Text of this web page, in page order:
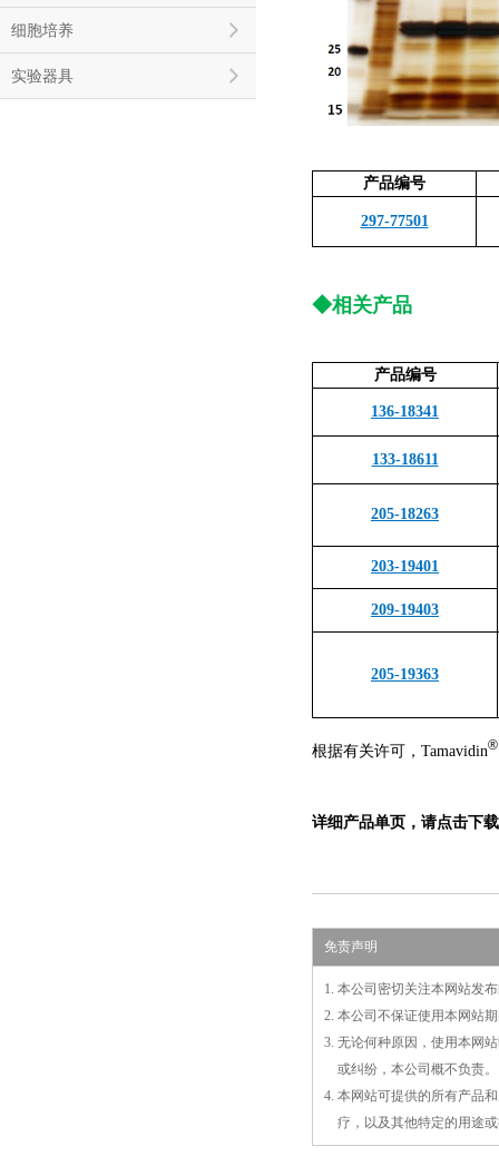
细胞培养
实验器具
产品编号
297-77501
◆相关产品
产品编号
136-18341
133-18611
205-18263
203-19401
209-19403
205-19363
根据有关许可，Tamavidin
详细产品单页，请点击下
免责声明
1. 本公司密切关注本网站发
2. 本公司不保证使用本网站
3. 无论何种原因，使用本网
或纠纷，本公司概不负责。
4. 本网站可提供的所有产品
疗，以及其他特定的用途